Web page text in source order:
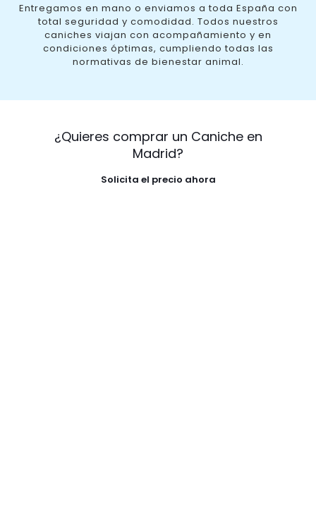
Entregamos en mano o enviamos a toda España con
total seguridad y comodidad. Todos nuestros
caniches viajan con acompañamiento y en
condiciones óptimas, cumpliendo todas las
normativas de bienestar animal.
¿Quieres comprar un Caniche en
Madrid?
Solicita el precio ahora